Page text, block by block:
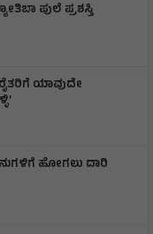
ಪುಲೆ ಪ್ರಶಸ್ತಿ
ಯಾವುದೇ
ಹೋಗಲು ದಾರಿ